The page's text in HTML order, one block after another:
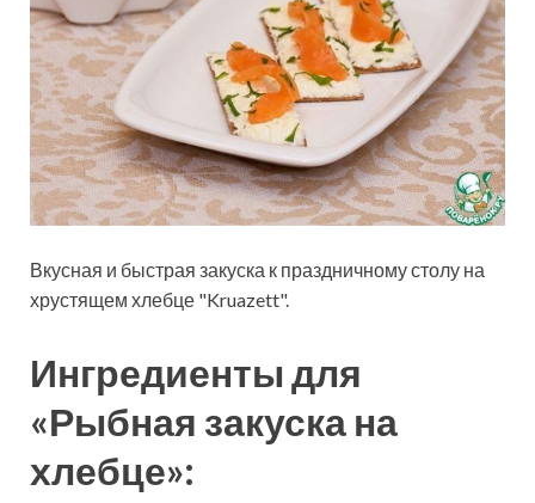
Вкусная и быстрая закуска к праздничному столу на
хрустящем хлебце "Kruazett".
Ингредиенты для
«Рыбная закуска на
хлебце»: